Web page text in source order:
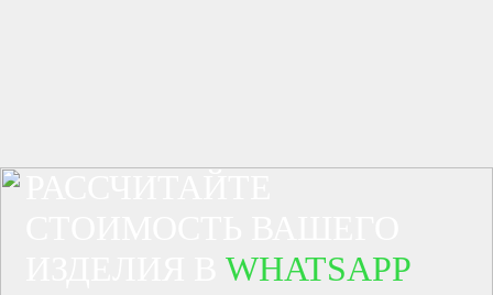
ИЗДЕЛИЯ ВWHATSAPP